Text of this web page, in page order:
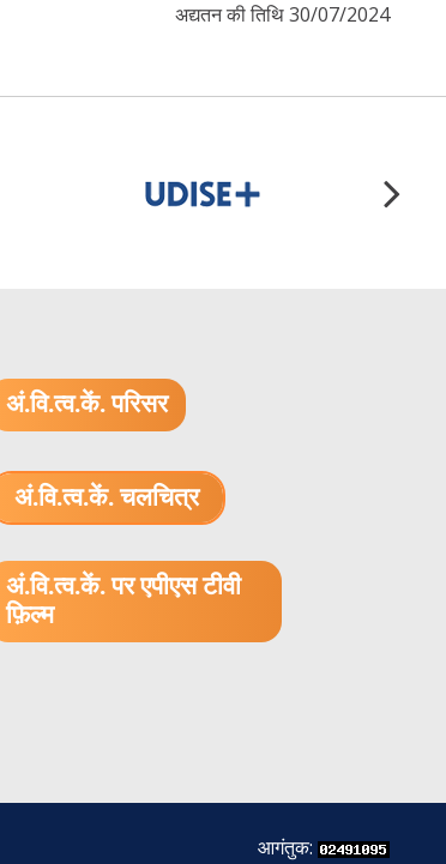
अद्यतन की तिथि 30/07/2024
अं.वि.त्व.कें. परिसर
अं.वि.त्व.कें. चलचित्र
अं.वि.त्व.कें. पर एपीएस टीवी
फ़िल्म
आगंतुक: